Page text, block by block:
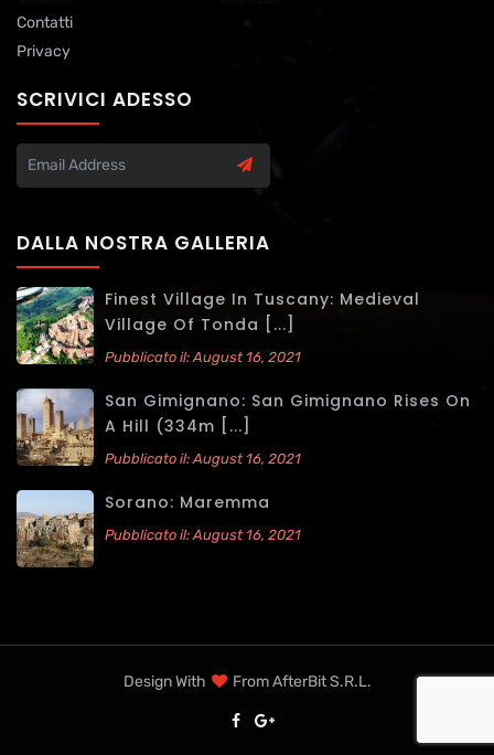
Contatti
Privacy
SCRIVICI ADESSO
DALLA NOSTRA GALLERIA
Finest Village In Tuscany: Medieval
Village Of Tonda [...]
Pubblicato il: August 16, 2021
San Gimignano: San Gimignano Rises On
A Hill (334m [...]
Pubblicato il: August 16, 2021
Sorano: Maremma
Pubblicato il: August 16, 2021
Design With FromAfterBit S.r.l.